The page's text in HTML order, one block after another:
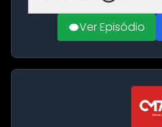
Ver Episódio